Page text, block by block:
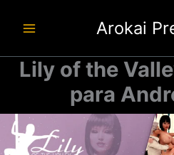
Arokai
Lily of the
para